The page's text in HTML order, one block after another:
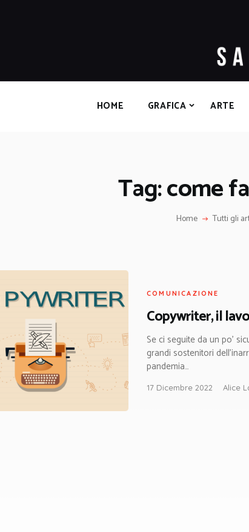
HOME GRAFICA ARTE
Tag: come
Home Tutti gli
INTERIOR
SERVIZI
COMUNICAZIONE
Copywriter, il
Se ci seguite da un po’
grandi sostenitori
pandemia…
17 Dicembre 2022 Alice